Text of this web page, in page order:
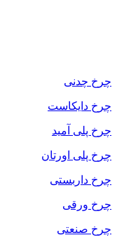
چرخ چدنی
چرخ دایکاست
چرخ پلی آمید
چرخ پلی اورتان
چرخ داربستی
چرخ ورقی
چرخ صنعتی